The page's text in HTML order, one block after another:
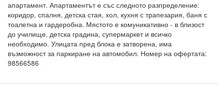
апартамент. Апартаментът е със следното разпределение:
коридор, спалня, детска стая, хол, кухня с трапезария, баня с
тоалетна и гардеробна. Мястото е комуникативно - в близост
до училище, детска градина, супермаркет и всичко
необходимо. Улицата пред блока е затворена, има
възможност за паркиране на автомобил. Номер на офертата:
98566586